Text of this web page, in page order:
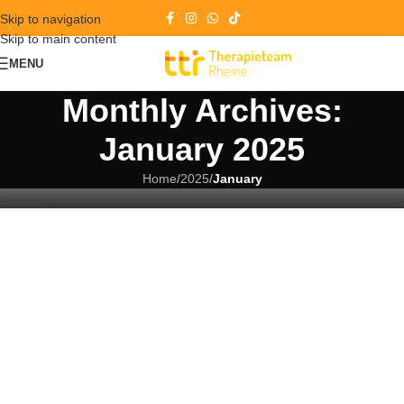
Skip to navigation
Skip to main content
MENU
Monthly Archives:
January 2025
Home/2025/January
Reha-Sport und T-RENA Programme: Ihre
Gesundheit in besten Händen